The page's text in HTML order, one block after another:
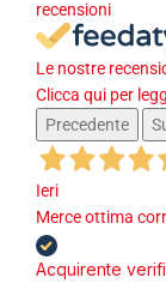
recensioni
Le nostre
Clicca qui per
Precedente
Ieri
Merce ottima
Acquirente